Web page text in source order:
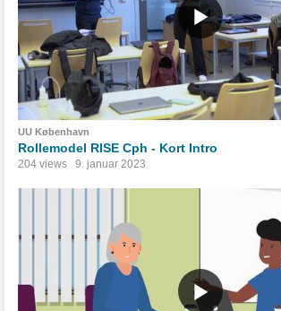
UU København
Rollemodel RISE Cph - Kort Intro
204 views 9. januar 2023